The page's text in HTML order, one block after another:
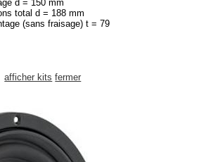
d = 150 mm
total d = 188 mm
(sans fraisage) t = 79
afficher kits fermer